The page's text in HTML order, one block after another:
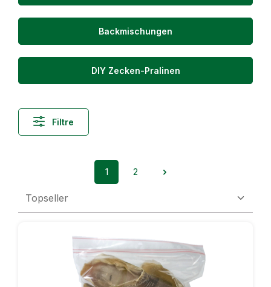
Backmischungen
DIY Zecken-Pralinen
Filtre
Page
1
Page
2